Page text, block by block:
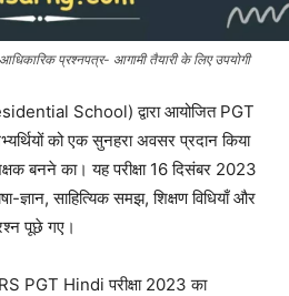
प्रश्नपत्र- आगामी तैयारी के लिए उपयोगी
School) द्वारा आयोजित PGT
को एक सुनहरा अवसर प्रदान किया
बनने का। यह परीक्षा 16 दिसंबर 2023
ज्ञान, साहित्यिक समझ, शिक्षण विधियाँ और
पूछे गए।
PGT Hindi परीक्षा 2023 का